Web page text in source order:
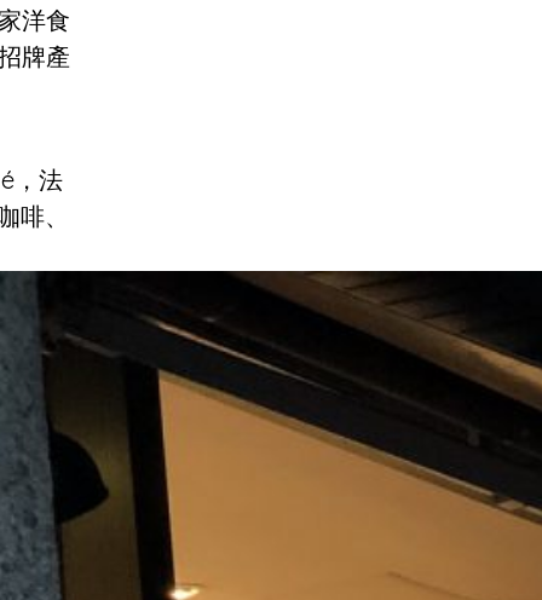
洋食
牌產
，法
、